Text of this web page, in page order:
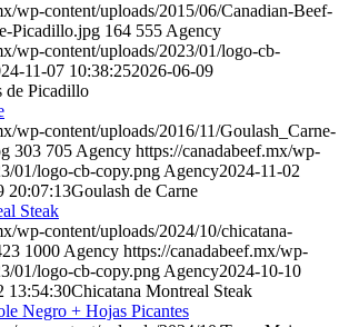
wp-content/uploads/2015/06/Canadian-Beef-
Picadillo.jpg 164 555 Agency
wp-content/uploads/2023/01/logo-cb-
11-07 10:38:252026-06-09
de Picadillo
wp-content/uploads/2016/11/Goulash_Carne-
303 705 Agency https://canadabeef.mx/wp-
01/logo-cb-copy.png Agency2024-11-02
20:07:13Goulash de Carne
wp-content/uploads/2024/10/chicatana-
1000 Agency https://canadabeef.mx/wp-
01/logo-cb-copy.png Agency2024-10-10
13:54:30Chicatana Montreal Steak